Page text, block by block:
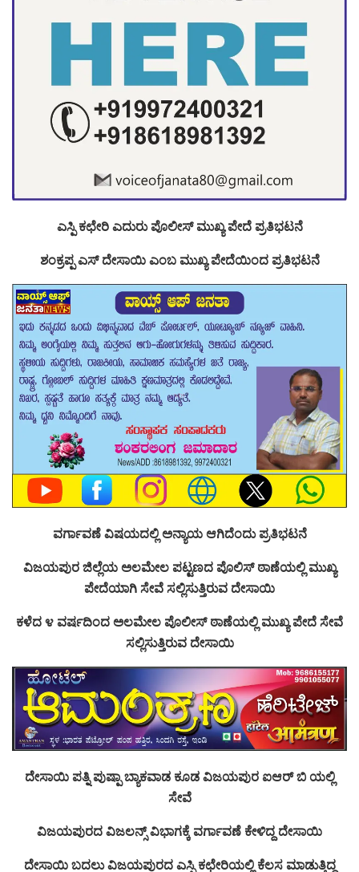
ಎಸ್ಪಿ ಕಛೇರಿ ಎದುರು ಪೊಲೀಸ್ ಮುಖ್ಯ ಪೇದೆ ಪ್ರತಿಭಟನೆ
ಶಂಕ್ರಪ್ಪ ಎಸ್ ದೇಸಾಯಿ ಎಂಬ ಮುಖ್ಯ ಪೇದೆಯಿಂದ ಪ್ರತಿಭಟನೆ
ವರ್ಗಾವಣೆ ವಿಷಯದಲ್ಲಿ ಅನ್ಯಾಯ ಆಗಿದೆಂದು ಪ್ರತಿಭಟನೆ
ವಿಜಯಪುರ ಜಿಲ್ಲೆಯ ಅಲಮೇಲ ಪಟ್ಟಣದ ಪೊಲಿಸ್ ಠಾಣೆಯಲ್ಲಿ ಮುಖ್ಯ
ಪೇದೆಯಾಗಿ ಸೇವೆ ಸಲ್ಲಿಸುತ್ತಿರುವ ದೇಸಾಯಿ
ಕಳೆದ ೪ ವರ್ಷದಿಂದ ಅಲಮೇಲ ಪೊಲೀಸ್ ಠಾಣೆಯಲ್ಲಿ ಮುಖ್ಯ ಪೇದೆ ಸೇವೆ
ಸಲ್ಲಿಸುತ್ತಿರುವ ದೇಸಾಯಿ
ದೇಸಾಯಿ ಪತ್ನಿ ಪುಷ್ಪಾ ಬ್ಯಾಕವಾಡ ಕೂಡ ವಿಜಯಪುರ ಐಆರ್ ಬಿ ಯಲ್ಲಿ
ಸೇವೆ
ವಿಜಯಪುರದ ವಿಜಲನ್ಸ್ ವಿಭಾಗಕ್ಕೆ ವರ್ಗಾವಣೆ ಕೇಳಿದ್ದ ದೇಸಾಯಿ
ದೇಸಾಯಿ ಬದಲು ವಿಜಯಪುರದ ಎಸ್ಪಿ ಕಛೇರಿಯಲ್ಲಿ ಕೆಲಸ ಮಾಡುತ್ತಿದ್ದ